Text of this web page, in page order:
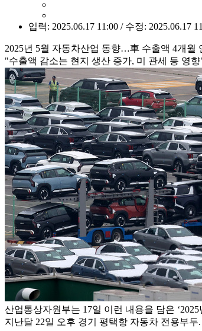
입력: 2025.06.17 11:00 / 수정: 2025.06.17
2025년 5월 자동차산업 동향…車 수출액 4개월
"수출액 감소는 현지 생산 증가, 미 관세 등 영향
산업통상자원부는 17일 이런 내용을 담은
지난달 22일 오후 경기 평택항 자동차 전용부두